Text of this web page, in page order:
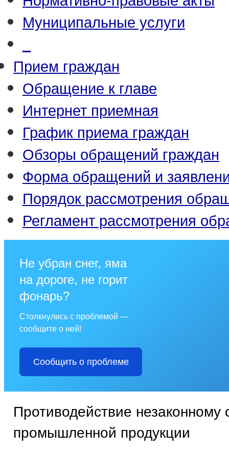
Муниципальные услуги
Прием граждан
Обращение к главе
Интернет приемная
График приема граждан
Обзоры обращений граждан
Форма обращений и
Порядок рассмотрения
Регламент рассмотрения
Не убран снег, яма
на дороге, не горит
фонарь?
Столкнулись с проблемой —
сообщите о ней!
Сообщить о проблеме
Противодействие незаконному
промышленной продукции